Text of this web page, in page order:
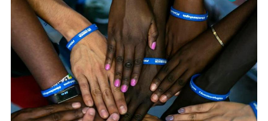
ThreadsFacebookYoutube
X Instagram
Flick TikTok